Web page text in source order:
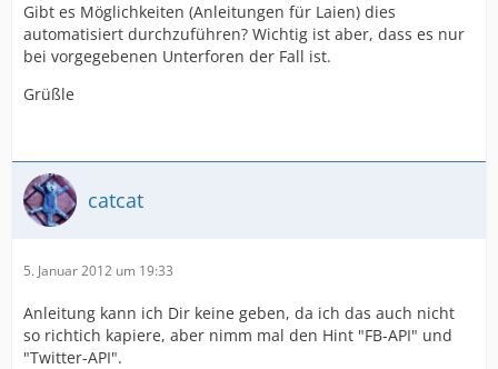
Gibt es Möglichkeiten (Anleitungen für Laien) dies
automatisiert durchzuführen? Wichtig ist aber, dass es nur
bei vorgegebenen Unterforen der Fall ist.
Grüßle
catcat
5. Januar 2012 um 19:33
Anleitung kann ich Dir keine geben, da ich das auch nicht
so richtich kapiere, aber nimm mal den Hint "FB-API" und
"Twitter-API".